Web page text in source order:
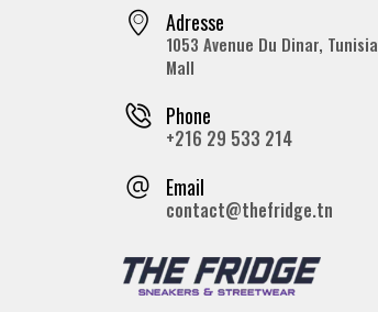
Adresse
1053 Avenue Du Dinar, Tunisia
Mall
Phone
+216 29 533 214
Email
contact@thefridge.tn